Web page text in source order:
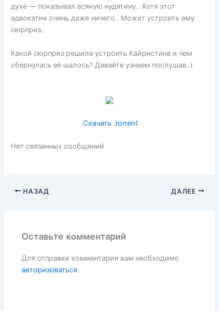
духе — показывал всякую нудятину.. Хотя этот
адвокатик очень даже ничего.. Может устроить ему
сюрприз..
Какой сюрприз решила устроить Кайристина и чем
обернулась её шалось? Давайте узнаем послушав..)
.Скачать .torrent
Нет связанных сообщений
НАЗАД ДАЛЕЕ
Оставьте комментарий
Для отправки комментария вам необходимо
авторизоваться.